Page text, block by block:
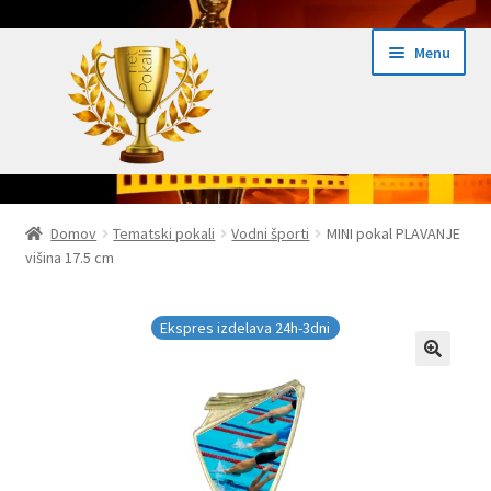
navigation
content
Menu
Domov
Domov Pokali.net
Ekspres izdelava pokalov 24h
Domov Tematski pokali Vodni športi
MINI pokal PLAVANJE
višina 17.5 cm
Ekspres izdelava 24h-3dni